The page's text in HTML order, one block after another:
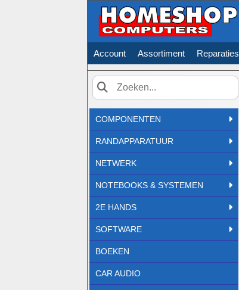
Account Assortiment Reparaties
Zoek
COMPONENTEN
RANDAPPARATUUR
NETWERK
NOTEBOOKS & SYSTEMEN
2E HANDS
SOFTWARE
BOEKEN
CAR AUDIO